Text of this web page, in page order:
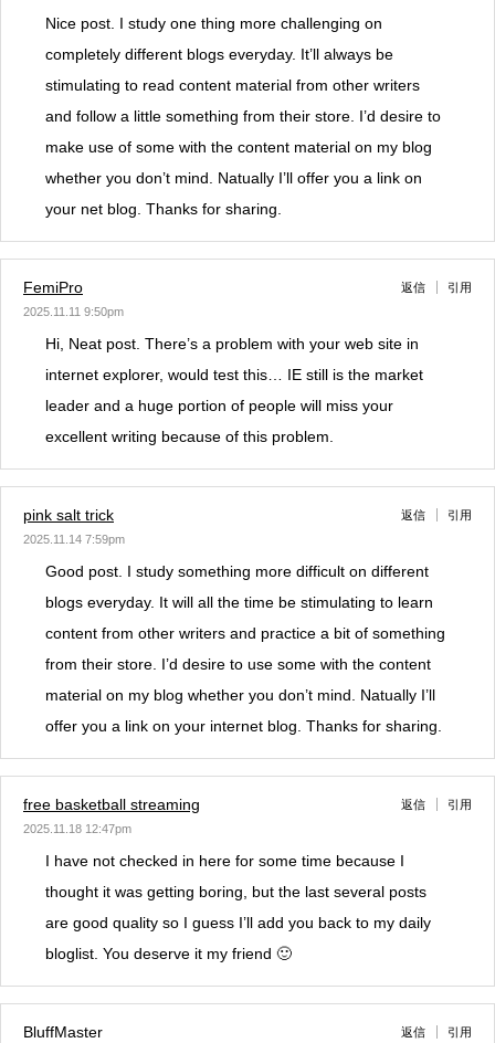
Nice post. I study one thing more challenging on
completely different blogs everyday. It’ll always be
stimulating to read content material from other writers
and follow a little something from their store. I’d desire to
make use of some with the content material on my blog
whether you don’t mind. Natually I’ll offer you a link on
your net blog. Thanks for sharing.
FemiPro
2025.11.11 9:50pm
返信 引用
Hi, Neat post. There’s a problem with your web site in
internet explorer, would test this… IE still is the market
leader and a huge portion of people will miss your
excellent writing because of this problem.
pink salt trick
2025.11.14 7:59pm
返信 引用
Good post. I study something more difficult on different
blogs everyday. It will all the time be stimulating to learn
content from other writers and practice a bit of something
from their store. I’d desire to use some with the content
material on my blog whether you don’t mind. Natually I’ll
offer you a link on your internet blog. Thanks for sharing.
free basketball streaming
2025.11.18 12:47pm
返信 引用
I have not checked in here for some time because I
thought it was getting boring, but the last several posts
are good quality so I guess I’ll add you back to my daily
bloglist. You deserve it my friend 🙂
BluffMaster 返信 引用